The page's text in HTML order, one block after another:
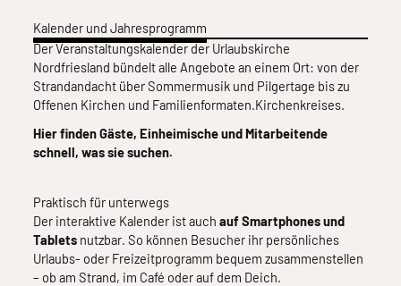
Kalender und Jahresprogramm
Der Veranstaltungskalender der Urlaubskirche
Nordfriesland bündelt alle Angebote an einem Ort: von der
Strandandacht über Sommermusik und Pilgertage bis zu
Offenen Kirchen und Familienformaten.Kirchenkreises.
Hier finden Gäste, Einheimische und Mitarbeitende
schnell, was sie suchen.
Praktisch für unterwegs
Der interaktive Kalender ist auch auf Smartphones und
Tabletsnutzbar. So können Besucher ihr persönliches
Urlaubs- oder Freizeitprogramm bequem zusammenstellen
– ob am Strand, im Café oder auf dem Deich.